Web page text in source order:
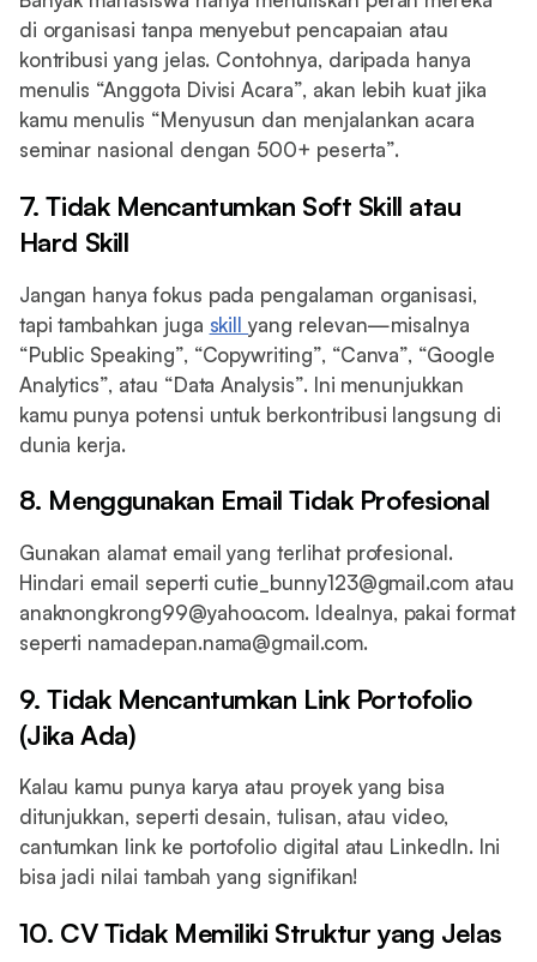
di organisasi tanpa menyebut pencapaian atau
kontribusi yang jelas. Contohnya, daripada hanya
menulis “Anggota Divisi Acara”, akan lebih kuat jika
kamu menulis “Menyusun dan menjalankan acara
seminar nasional dengan 500+ peserta”.
7. Tidak Mencantumkan Soft Skill atau
Hard Skill
Jangan hanya fokus pada pengalaman organisasi,
tapi tambahkan juga skillyang relevan—misalnya
“Public Speaking”, “Copywriting”, “Canva”, “Google
Analytics”, atau “Data Analysis”. Ini menunjukkan
kamu punya potensi untuk berkontribusi langsung di
dunia kerja.
8. Menggunakan Email Tidak Profesional
Gunakan alamat email yang terlihat profesional.
Hindari email seperti cutie_bunny123@gmail.com atau
anaknongkrong99@yahoo.com. Idealnya, pakai format
seperti namadepan.nama@gmail.com.
9. Tidak Mencantumkan Link Portofolio
(Jika Ada)
Kalau kamu punya karya atau proyek yang bisa
ditunjukkan, seperti desain, tulisan, atau video,
cantumkan link ke portofolio digital atau LinkedIn. Ini
bisa jadi nilai tambah yang signifikan!
10. CV Tidak Memiliki Struktur yang Jelas